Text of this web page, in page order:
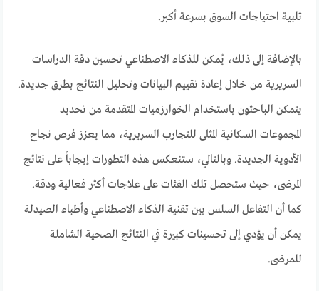
تلبية احتياجات السوق بسرعة أكبر.
بالإضافة إلى ذلك، يُمكن للذكاء الاصطناعي تحسين دقة الدراسات
السريرية من خلال إعادة تقييم البيانات وتحليل النتائج بطرق جديدة.
يتمكن الباحثون باستخدام الخوارزميات المتقدمة من تحديد
المجموعات السكانية المثلى للتجارب السريرية، مما يعزز فرص نجاح
الأدوية الجديدة. وبالتالي، ستنعكس هذه التطورات إيجاباً على نتائج
المرضى، حيث ستحصل تلك الفئات على علاجات أكثر فعالية ودقة.
كما أن التفاعل السلس بين تقنية الذكاء الاصطناعي وأطباء الصيدلة
يمكن أن يؤدي إلى تحسينات كبيرة في النتائج الصحية الشاملة
للمرضى.